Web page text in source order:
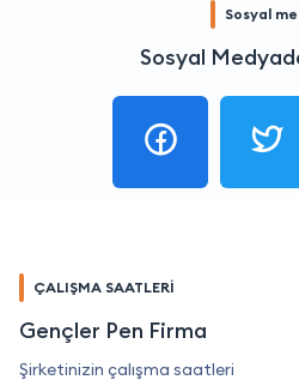
Sosyal
Sosyal
ÇALIŞMA SAATLERİ
Gençler Pen Firma
Şirketinizin çalışma saatleri